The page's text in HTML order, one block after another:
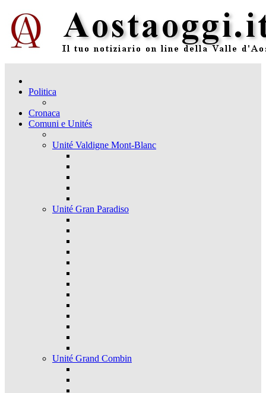
Politica
Cronaca
Comuni e Unités
Unité Valdigne Mont-Blanc
Unité Gran Paradiso
Unité Grand Combin